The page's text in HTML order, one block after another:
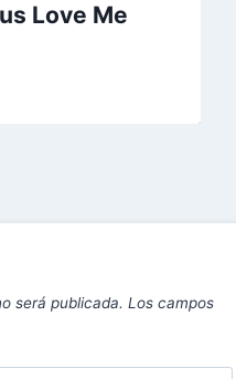
Love Me
será publicada. Los campos